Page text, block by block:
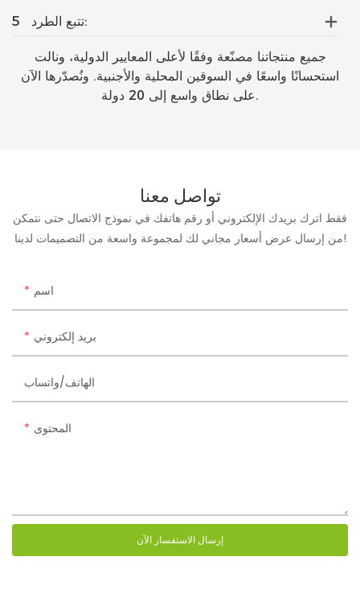
5 تتبع الطرد:
جميع منتجاتنا مصنّعة وفقًا لأعلى المعايير الدولية، ونالت
استحسانًا واسعًا في السوقين المحلية والأجنبية. ونُصدّرها الآن
على نطاق واسع إلى 20 دولة.
تواصل معنا
فقط اترك بريدك الإلكتروني أو رقم هاتفك في نموذج الاتصال حتى نتمكن
من إرسال عرض أسعار مجاني لك لمجموعة واسعة من التصميمات لدينا!
اسم
بريد إلكتروني
الهاتف/واتساب
المحتوى
إرسال الاستفسار الآن